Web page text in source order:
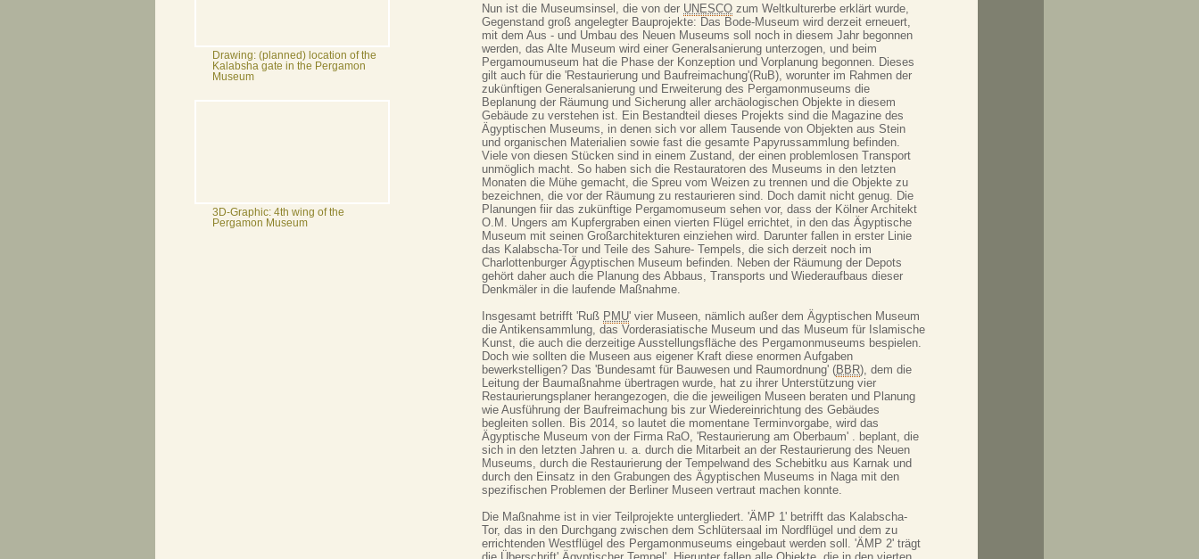
Drawing: (planned) location of the
Kalabsha gate in the Pergamon
Museum
3D-Graphic: 4th wing of the
Pergamon Museum
Nun ist die Museumsinsel, die von der UNESCO zum Weltkulturerbe erklärt wurde,
Gegenstand groß angelegter Bauprojekte: Das Bode-Museum wird derzeit erneuert,
mit dem Aus - und Umbau des Neuen Museums soll noch in diesem Jahr begonnen
werden, das Alte Museum wird einer Generalsanierung unterzogen, und beim
Pergamoumuseum hat die Phase der Konzeption und Vorplanung begonnen. Dieses
gilt auch für die 'Restaurierung und Baufreimachung'(RuB), worunter im Rahmen der
zukünftigen Generalsanierung und Erweiterung des Pergamonmuseums die
Beplanung der Räumung und Sicherung aller archäologischen Objekte in diesem
Gebäude zu verstehen ist. Ein Bestandteil dieses Projekts sind die Magazine des
Ägyptischen Museums, in denen sich vor allem Tausende von Objekten aus Stein
und organischen Materialien sowie fast die gesamte Papyrussammlung befinden.
Viele von diesen Stücken sind in einem Zustand, der einen problemlosen Transport
unmöglich macht. So haben sich die Restauratoren des Museums in den letzten
Monaten die Mühe gemacht, die Spreu vom Weizen zu trennen und die Objekte zu
bezeichnen, die vor der Räumung zu restaurieren sind. Doch damit nicht genug. Die
Planungen fiir das zukünftige Pergamomuseum sehen vor, dass der Kölner Architekt
O.M. Ungers am Kupfergraben einen vierten Flügel errichtet, in den das Ägyptische
Museum mit seinen Großarchitekturen einziehen wird. Darunter fallen in erster Linie
das Kalabscha-Tor und Teile des Sahure- Tempels, die sich derzeit noch im
Charlottenburger Ägyptischen Museum befinden. Neben der Räumung der Depots
gehört daher auch die Planung des Abbaus, Transports und Wiederaufbaus dieser
Denkmäler in die laufende Maßnahme.
Insgesamt betrifft 'Ruß PMU' vier Museen, nämlich außer dem Ägyptischen Museum
die Antikensammlung, das Vorderasiatische Museum und das Museum für Islamische
Kunst, die auch die derzeitige Ausstellungsfläche des Pergamonmuseums bespielen.
Doch wie sollten die Museen aus eigener Kraft diese enormen Aufgaben
bewerkstelligen? Das 'Bundesamt für Bauwesen und Raumordnung' (BBR), dem die
Leitung der Baumaßnahme übertragen wurde, hat zu ihrer Unterstützung vier
Restaurierungsplaner herangezogen, die die jeweiligen Museen beraten und Planung
wie Ausführung der Baufreimachung bis zur Wiedereinrichtung des Gebäudes
begleiten sollen. Bis 2014, so lautet die momentane Terminvorgabe, wird das
Ägyptische Museum von der Firma RaO, 'Restaurierung am Oberbaum' . beplant, die
sich in den letzten Jahren u. a. durch die Mitarbeit an der Restaurierung des Neuen
Museums, durch die Restaurierung der Tempelwand des Schebitku aus Karnak und
durch den Einsatz in den Grabungen des Ägyptischen Museums in Naga mit den
spezifischen Problemen der Berliner Museen vertraut machen konnte.
Die Maßnahme ist in vier Teilprojekte untergliedert. 'ÄMP 1' betrifft das Kalabscha-
Tor, das in den Durchgang zwischen dem Schlütersaal im Nordflügel und dem zu
errichtenden Westflügel des Pergamonmuseums eingebaut werden soll. 'ÄMP 2' trägt